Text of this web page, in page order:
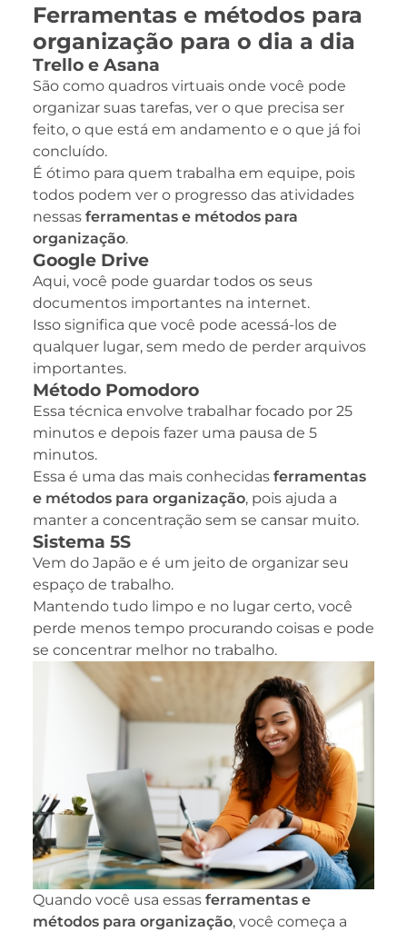
Ferramentas e métodos para
organização para o dia a dia
Trello e Asana
São como quadros virtuais onde você pode
organizar suas tarefas, ver o que precisa ser
feito, o que está em andamento e o que já foi
concluído.
É ótimo para quem trabalha em equipe, pois
todos podem ver o progresso das atividades
nessas ferramentas e métodos para
organização.
Google Drive
Aqui, você pode guardar todos os seus
documentos importantes na internet.
Isso significa que você pode acessá-los de
qualquer lugar, sem medo de perder arquivos
importantes.
Método Pomodoro
Essa técnica envolve trabalhar focado por 25
minutos e depois fazer uma pausa de 5
minutos.
Essa é uma das mais conhecidas ferramentas
e métodos para organização, pois ajuda a
manter a concentração sem se cansar muito.
Sistema 5S
Vem do Japão e é um jeito de organizar seu
espaço de trabalho.
Mantendo tudo limpo e no lugar certo, você
perde menos tempo procurando coisas e pode
se concentrar melhor no trabalho.
Quando você usa essas ferramentas e
métodos para organização, você começa a